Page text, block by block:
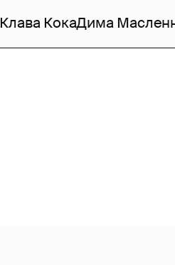
Клава КокаДима